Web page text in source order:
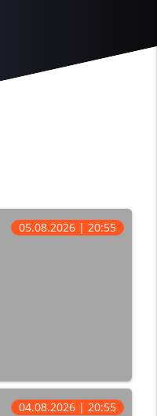
05.08.2026 | 20:55
04.08.2026 | 20:55